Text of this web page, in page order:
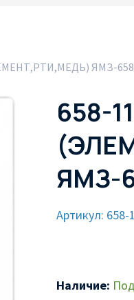
ЯМЗ-
658-
ЯМЗ-
Артикул: 658-
Наличие: